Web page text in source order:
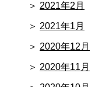
2021年2月
2021年1月
2020年12月
2020年11月